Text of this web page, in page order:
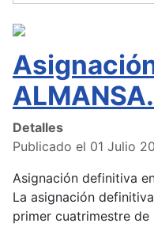
ALMANSA.
Detalles
Publicado el 01 Julio
Asignación definitiva
La asignación
primer cuatrimestre de